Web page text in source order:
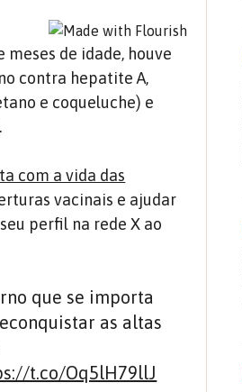
de idade, houve
contra hepatite A,
e coqueluche) e
com a vida das
vacinais e ajudar
perfil na rede X ao
que se importa
as altas
t.co/Oq5lH79llJ